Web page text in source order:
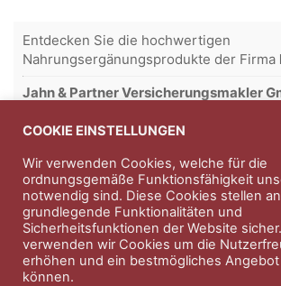
Entdecken Sie die hochwertigen
Nahrungsergänungsprodukte der Firma
Jahn & Partner Versicherungsmakler
Professioneller Rundumschutz seit über
Impressum
Datenschutzerklärung
COOKIE EINSTELLUNGEN
Wir verwenden Cookies, welche für die
ordnungsgemäße Funktionsfähigkeit
notwendig sind. Diese Cookies stellen
grundlegende Funktionalitäten und
Sicherheitsfunktionen der Website
verwenden wir Cookies um die
erhöhen und ein bestmögliches
können.